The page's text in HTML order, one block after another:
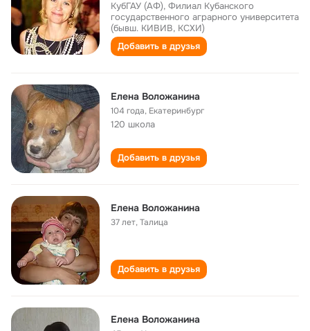
КубГАУ (АФ), Филиал Кубанского
государственного аграрного университета
(бывш. КИВИВ, КСХИ)
Добавить в друзья
Елена Воложанина
104 года, Екатеринбург
120 школа
Добавить в друзья
Елена Воложанина
37 лет,Талица
Добавить в друзья
Елена Воложанина